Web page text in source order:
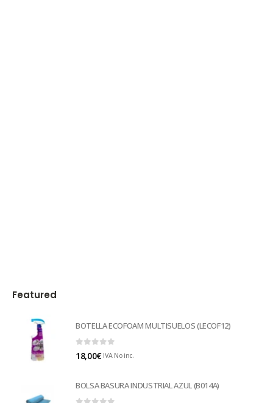
Featured
BOTELLA ECOFOAM MULTISUELOS (LECOF12)
0 out of 5
18,00€ IVA No inc.
BOLSA BASURA INDUSTRIAL AZUL (B014A)